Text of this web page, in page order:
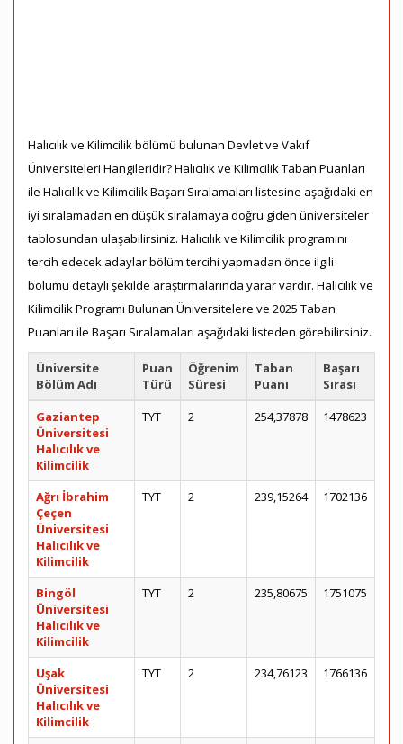
Halıcılık ve Kilimcilik bölümü bulunan Devlet ve Vakıf
Üniversiteleri Hangileridir? Halıcılık ve Kilimcilik Taban Puanları
ile Halıcılık ve Kilimcilik Başarı Sıralamaları listesine aşağıdaki en
iyi sıralamadan en düşük sıralamaya doğru giden üniversiteler
tablosundan ulaşabilirsiniz. Halıcılık ve Kilimcilik programını
tercih edecek adaylar bölüm tercihi yapmadan önce ilgili
bölümü detaylı şekilde araştırmalarında yarar vardır. Halıcılık ve
Kilimcilik Programı Bulunan Üniversitelere ve 2025 Taban
Puanları ile Başarı Sıralamaları aşağıdaki listeden görebilirsiniz.
Üniversite
Bölüm Adı
Puan
Türü
Öğrenim
Süresi
Taban
Puanı
Başarı
Sırası
Gaziantep
Üniversitesi
Halıcılık ve
Kilimcilik
TYT 2 254,37878 1478623
Ağrı İbrahim
Çeçen
Üniversitesi
Halıcılık ve
Kilimcilik
TYT 2 239,15264 1702136
Bingöl
Üniversitesi
Halıcılık ve
Kilimcilik
TYT 2 235,80675 1751075
Uşak
Üniversitesi
Halıcılık ve
Kilimcilik
TYT 2 234,76123 1766136